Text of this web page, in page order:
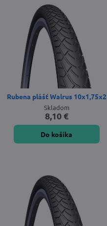
Rubena plášť Walrus 10x1,75x2
Skladom
8,10 €
Do košíka